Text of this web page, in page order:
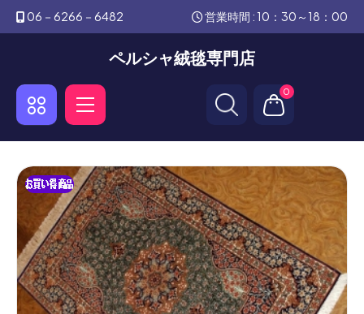
06－6266－6482 営業時間 : 10：30～18：00
ペルシャ絨毯専門店
0